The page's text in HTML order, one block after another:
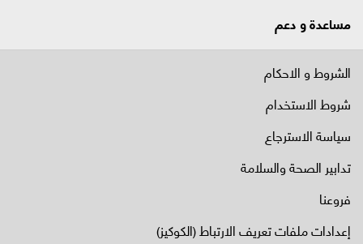
مساعدة و دعم
الشروط و الاحكام
شروط الاستخدام
سياسة الاسترجاع
تدابير الصحة والسلامة
فروعنا
إعدادات ملفات تعريف الارتباط (الكوكيز)